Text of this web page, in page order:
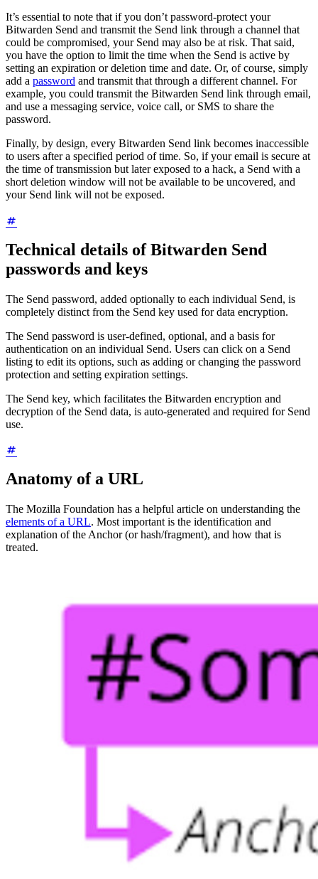
It’s essential to note that if you don’t password-protect your
Bitwarden Send and transmit the Send link through a channel that
could be compromised, your Send may also be at risk. That said,
you have the option to limit the time when the Send is active by
setting an expiration or deletion time and date. Or, of course, simply
add a password and transmit that through a different channel. For
example, you could transmit the Bitwarden Send link through email,
and use a messaging service, voice call, or SMS to share the
password.
Finally, by design, every Bitwarden Send link becomes inaccessible
to users after a specified period of time. So, if your email is secure at
the time of transmission but later exposed to a hack, a Send with a
short deletion window will not be available to be uncovered, and
your Send link will not be exposed.
Technical details of Bitwarden Send
passwords and keys
The Send password, added optionally to each individual Send, is
completely distinct from the Send key used for data encryption.
The Send password is user-defined, optional, and a basis for
authentication on an individual Send. Users can click on a Send
listing to edit its options, such as adding or changing the password
protection and setting expiration settings.
The Send key, which facilitates the Bitwarden encryption and
decryption of the Send data, is auto-generated and required for Send
use.
Anatomy of a URL
The Mozilla Foundation has a helpful article on understanding the
elements of a URL. Most important is the identification and
explanation of the Anchor (or hash/fragment), and how that is
treated.